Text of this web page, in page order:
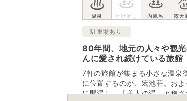
駐車場あり
80年間、地元の人々や観
んに愛され続けている旅館
7軒の旅館が集まる小さな温泉
に位置するのが、宏池荘。お
に開湯し、「美人の湯」と称